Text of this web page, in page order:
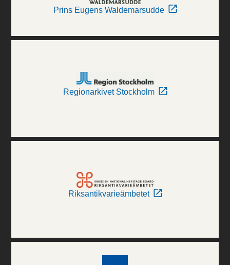
Prins Eugens Waldemarsudde
Regionarkivet Stockholm
Riksantikvarieämbetet